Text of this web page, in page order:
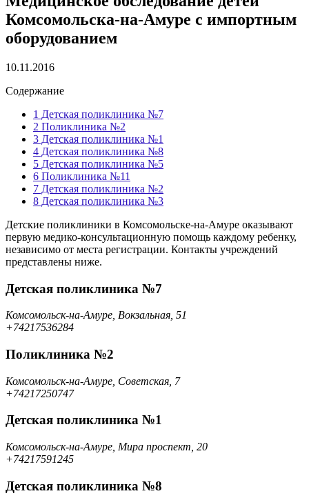
Комсомольска-на-Амуре с импортным
оборудованием
10.11.2016
Содержание
1 Детская поликлиника №7
2 Поликлиника №2
3 Детская поликлиника №1
4 Детская поликлиника №8
5 Детская поликлиника №5
6 Поликлиника №11
7 Детская поликлиника №2
8 Детская поликлиника №3
Детские поликлиники в Комсомольске-на-Амуре оказывают
первую медико-консультационную помощь каждому ребенку,
независимо от места регистрации. Контакты учреждений
представлены ниже.
Детская поликлиника №7
Комсомольск-на-Амуре, Вокзальная, 51
+74217536284
Поликлиника №2
Комсомольск-на-Амуре, Советская, 7
+74217250747
Детская поликлиника №1
Комсомольск-на-Амуре, Мира проспект, 20
+74217591245
Детская поликлиника №8